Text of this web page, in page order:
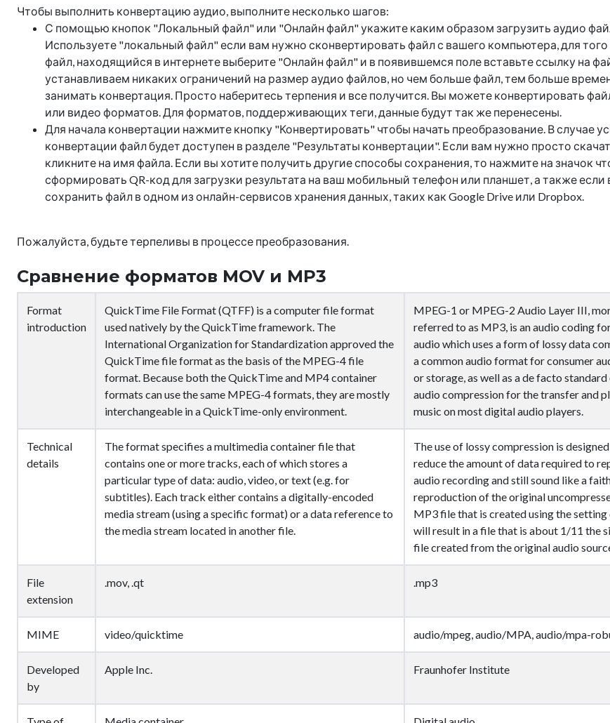
Чтобы выполнить конвертацию аудио, выполните несколько шагов:
С помощью кнопок "Локальный файл" или "Онлайн файл" укажите каким образом загрузить аудио
Используете "локальный файл" если вам нужно сконвертировать файл с вашего компьютера, для того
файл, находящийся в интернете выберите "Онлайн файл" и в появившемся поле вставьте ссылку на
устанавливаем никаких ограничений на размер аудио файлов, но чем больше файл, тем больше
занимать конвертация. Просто наберитесь терпения и все получится. Вы можете конвертировать
или видео форматов. Для форматов, поддерживающих теги, данные будут так же перенесены.
Для начала конвертации нажмите кнопку "Конвертировать" чтобы начать преобразование. В случае
конвертации файл будет доступен в разделе "Результаты конвертации". Если вам нужно просто
кликните на имя файла. Если вы хотите получить другие способы сохранения, то нажмите на значок
сформировать QR-код для загрузки результата на ваш мобильный телефон или планшет, а также если
сохранить файл в одном из онлайн-сервисов хранения данных, таких как Google Drive или Dropbox.
Пожалуйста, будьте терпеливы в процессе преобразования.
Сравнение форматов MOV и MP3
Format
introduction
QuickTime File Format (QTFF) is a computer file format
used natively by the QuickTime framework. The
International Organization for Standardization approved the
QuickTime file format as the basis of the MPEG-4 file
format. Because both the QuickTime and MP4 container
formats can use the same MPEG-4 formats, they are mostly
interchangeable in a QuickTime-only environment.
MPEG-1 or MPEG-2 Audio Layer III,
referred to as MP3, is an audio coding
audio which uses a form of lossy data
a common audio format for consumer
or storage, as well as a de facto
audio compression for the transfer and
music on most digital audio players.
Technical
details
The format specifies a multimedia container file that
contains one or more tracks, each of which stores a
particular type of data: audio, video, or text (e.g. for
subtitles). Each track either contains a digitally-encoded
media stream (using a specific format) or a data reference to
the media stream located in another file.
The use of lossy compression is
reduce the amount of data required to
audio recording and still sound like a
reproduction of the original
MP3 file that is created using the
will result in a file that is about 1/11 the
file created from the original audio
File
extension
.mov, .qt .mp3
MIME video/quicktime audio/mpeg, audio/MPA, audio/mpa-
Developed
by
Apple Inc. Fraunhofer Institute